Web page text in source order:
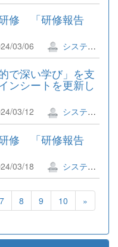
修 「研修報告
03/06 システム管理者
で深い学び」を支
ンシートを更新し
03/12 システム管理者
修 「研修報告
03/18 システム管理者
7 8 9 10 »